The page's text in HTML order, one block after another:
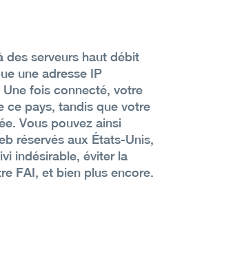
des serveurs haut débit
une adresse IP
fois connecté, votre
ce pays, tandis que votre
Vous pouvez ainsi
réservés aux États-Unis,
indésirable, éviter la
FAI, et bien plus encore.